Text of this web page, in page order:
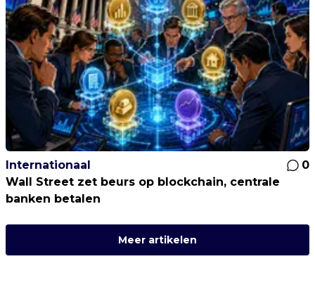
Internationaal
0
Wall Street zet beurs op blockchain, centrale
banken betalen
Meer artikelen